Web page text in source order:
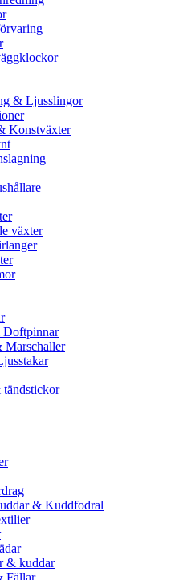
& Ljusslingor
Konstväxter
växter
Marschaller
tändstickor
& Kuddfodral
& kuddar
Fällar